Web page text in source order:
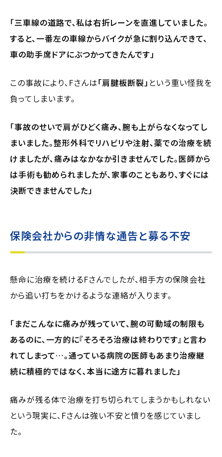
「三車線の道路で、私は右折レーンを直進していました。
すると、一番左の車線からバイクが急に割り込んできて、
車の助手席ドアにぶつかってきたんです」
この事故により、Fさんは「肩腱板断裂」 という重い怪我を
負ってしまいます。
「事故のせいで肩がひどく痛み、腕も上がらなくなってし
まいました。整形外科でリハビリや注射、薬での治療を続
けましたが、痛みはなかなか引きませんでした。医師から
は手術も勧められましたが、家事のこともあり、すぐには
決断できませんでした」
保険会社からの非情な通告と募る不安
懸命に治療を続けるFさんでしたが、相手方の保険会社
から追い打ちをかけるような連絡が入ります。
「まだこんなに痛みが残っていて、腕の可動域の制限も
あるのに、一方的に『そろそろ治療は終わりです』と言わ
れてしまって…。通っている病院の医師もあまり治療継
続に積極的ではなく、本当に途方に暮れました」
痛みが残る体で治療を打ち切られてしまうかもしれない
という現実に、Fさんは強い不安と憤りを感じていまし
た。